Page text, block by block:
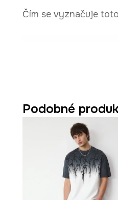
Čím se vyznačuje
Díky krátkým rukávům
Kulatý výstřih
Výraznýpotisk
originalitě.
Klasickábílá barva
Podobné